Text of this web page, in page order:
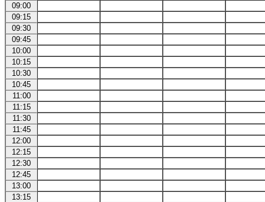
09:00
09:15
09:30
09:45
10:00
10:15
10:30
10:45
11:00
11:15
11:30
11:45
12:00
12:15
12:30
12:45
13:00
13:15